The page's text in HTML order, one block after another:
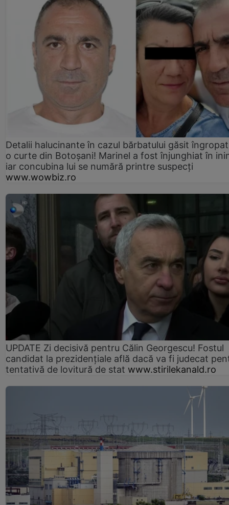
Detalii halucinante în cazul bărbatului găsit
o curte din Botoșani! Marinel a fost înjunghiat în
iar concubina lui se numără printre suspecți
www.wowbiz.ro
UPDATE Zi decisivă pentru Călin Georgescu! Fostul
candidat la prezidențiale află dacă va fi judecat
tentativă de lovitură de stat www.stirilekanald.ro